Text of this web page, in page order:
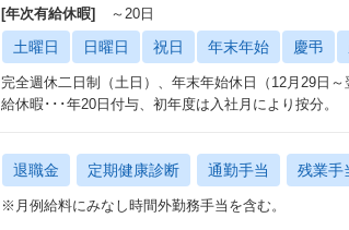
[年次有給休暇]
～20日
土曜日 日曜日 祝日 年末年始 慶弔
完全週休二日制（土日）、年末年始休日（12月29日
給休暇･･･年20日付与、初年度は入社月により按分。
退職金 定期健康診断 通勤手当 残業手
※月例給料にみなし時間外勤務手当を含む。